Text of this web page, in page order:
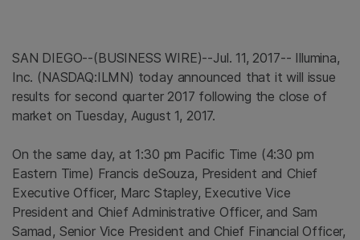
SAN DIEGO--(BUSINESS WIRE)--Jul. 11, 2017-- Illumina,
Inc. (NASDAQ:ILMN) today announced that it will issue
results for second quarter 2017 following the close of
market on Tuesday, August 1, 2017.
On the same day, at1:30 pm Pacific Time (4:30 pm
Eastern Time) Francis deSouza, President and Chief
Executive Officer, Marc Stapley, Executive Vice
President and Chief Administrative Officer, and Sam
Samad, Senior Vice President and Chief Financial Officer,